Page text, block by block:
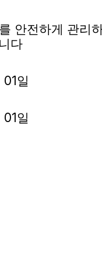
안전하게 관리
다
일
일